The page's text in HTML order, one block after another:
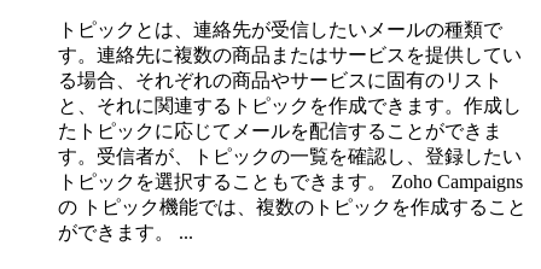
トピックとは、連絡先が受信したいメールの種類で
す。連絡先に複数の商品またはサービスを提供してい
る場合、それぞれの商品やサービスに固有のリスト
と、それに関連するトピックを作成できます。作成し
たトピックに応じてメールを配信することができま
す。受信者が、トピックの一覧を確認し、登録したい
トピックを選択することもできます。 Zoho Campaigns
の トピック機能では、複数のトピックを作成すること
ができます。 ...